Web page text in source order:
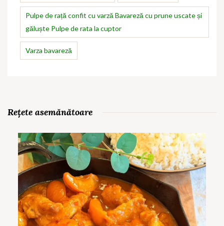
Pulpe de rață confit cu varză Bavareză cu prune uscate și
găluște Pulpe de rata la cuptor
Varza bavareză
Rețete asemănătoare